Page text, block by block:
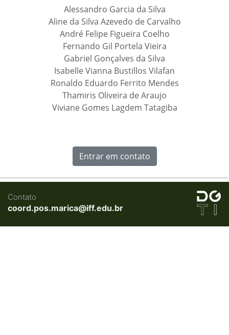
Alessandro Garcia da Silva
Aline da Silva Azevedo de Carvalho
André Felipe Figueira Coelho
Fernando Gil Portela Vieira
Gabriel Gonçalves da Silva
Isabelle Vianna Bustillos Vilafan
Ronaldo Eduardo Ferrito Mendes
Thamiris Oliveira de Araujo
Viviane Gomes Lagdem Tatagiba
Entrar em contato
Contato
coord.pos.marica@iff.edu.br